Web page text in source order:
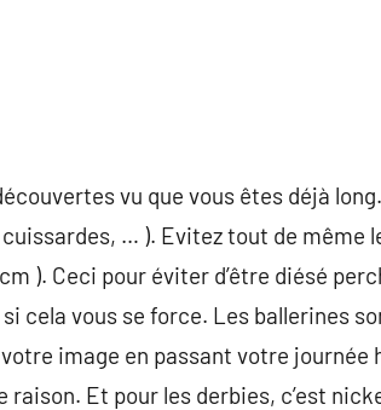
vu que vous êtes déjà
… ). Evitez tout de même
). Ceci pour éviter d’être diésé
cela vous se force. Les ballerines
votre image en passant votre
Et pour les derbies, c’est